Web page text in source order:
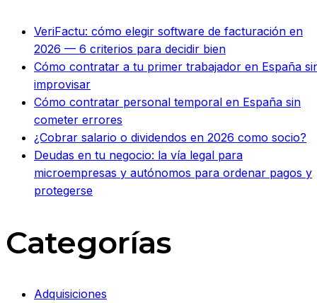
VeriFactu: cómo elegir software de facturación en
2026 — 6 criterios para decidir bien
Cómo contratar a tu primer trabajador en España
improvisar
Cómo contratar personal temporal en España sin
cometer errores
¿Cobrar salario o dividendos en 2026 como socio?
Deudas en tu negocio: la vía legal para
microempresas y autónomos para ordenar pagos y
protegerse
Categorías
Adquisiciones